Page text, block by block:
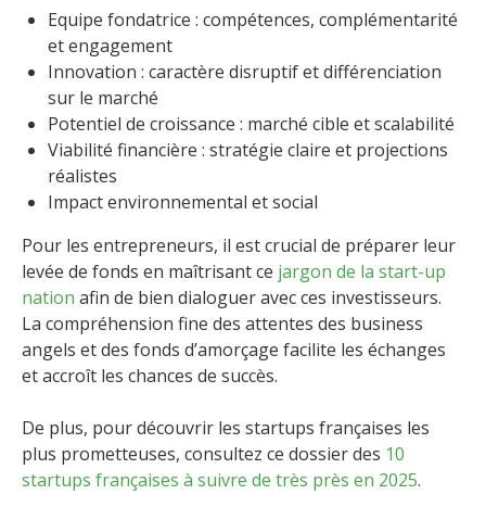
Equipe fondatrice : compétences, complémentarité
et engagement
Innovation : caractère disruptif et différenciation
sur le marché
Potentiel de croissance : marché cible et scalabilité
Viabilité financière : stratégie claire et projections
réalistes
Impact environnemental et social
Pour les entrepreneurs, il est crucial de préparer leur
levée de fonds en maîtrisant ce jargon de la start-up
nation afin de bien dialoguer avec ces investisseurs.
La compréhension fine des attentes des business
angels et des fonds d’amorçage facilite les échanges
et accroît les chances de succès.
De plus, pour découvrir les startups françaises les
plus prometteuses, consultez ce dossier des 10
startups françaises à suivre de très près en 2025.